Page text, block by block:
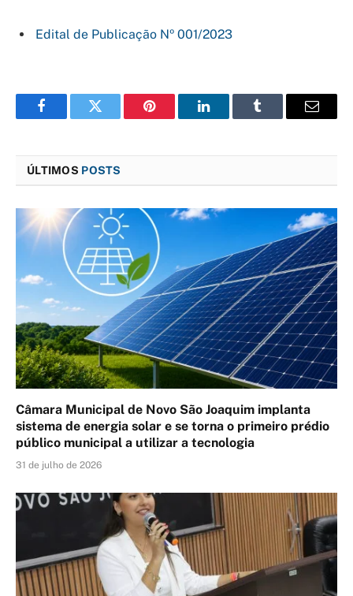
Edital de Publicação Nº 001/2023
FacebookTwitter Pinterest LinkedInTumblr
E-
ÚLTIMOS POSTS
Câmara Municipal de Novo São Joaquim implanta
sistema de energia solar e se torna o primeiro prédio
público municipal a utilizar a tecnologia
31 de julho de 2026